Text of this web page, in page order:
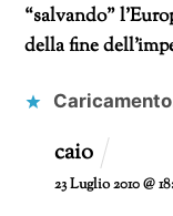
“salvando”
della fine
caio
23 Luglio 2010 @